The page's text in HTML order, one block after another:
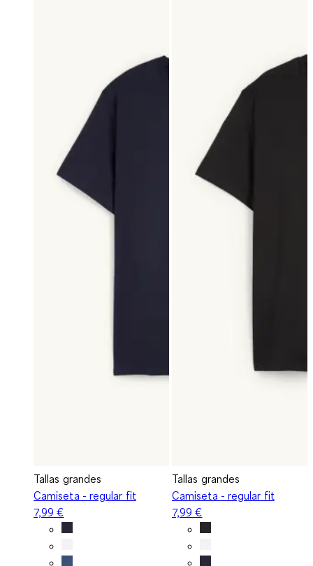
Tallas grandes
Camiseta - regular fit
7,99 €
Tallas grandes
Camiseta - regular fit
7,99 €